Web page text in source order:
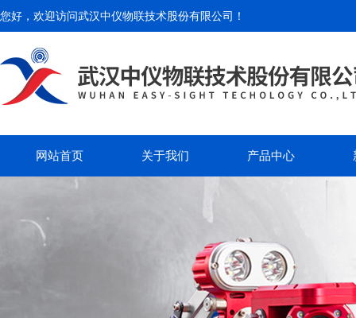
您好，欢迎访问武汉中仪物联技术股份有限公司 ！
网站首页 关于我们 产品中心